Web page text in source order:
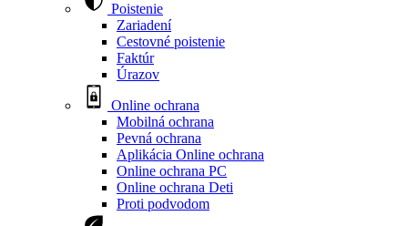
Poistenie
Zariadení
Cestovné poistenie
Faktúr
Úrazov
Online ochrana
Mobilná ochrana
Pevná ochrana
Aplikácia Online ochrana
Online ochrana PC
Online ochrana Deti
Proti podvodom